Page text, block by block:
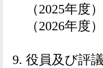
（2025年度）
（2026年度）
役員及び評